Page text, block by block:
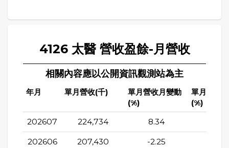
4126 太醫 營收盈餘-月營收
相關內容應以公開資訊觀測站為主
年月 單月營收(千)
單月營收月變動
(%)
單月營收
(%)
202607 224,734 8.34
202606 207,430 -2.25